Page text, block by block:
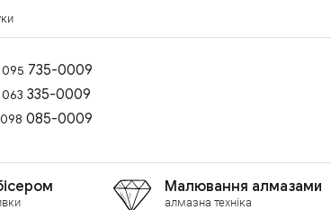
095 735-0009
063 335-0009
098 085-0009
Малювання алмазами
алмазна техніка